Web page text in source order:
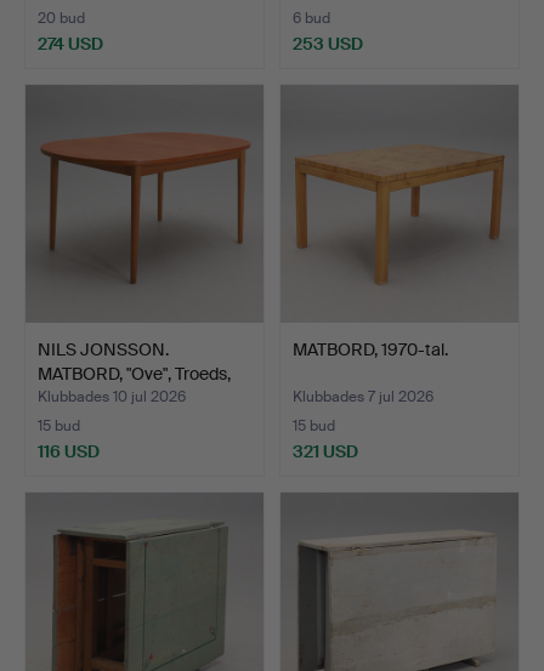
20 bud
274 USD
6 bud
253 USD
NILS JONSSON.
MATBORD, "Ove", Troeds,
Bjär…
Klubbades 10 jul 2026
15 bud
116 USD
MATBORD, 1970-tal.
Klubbades 7 jul 2026
15 bud
321 USD